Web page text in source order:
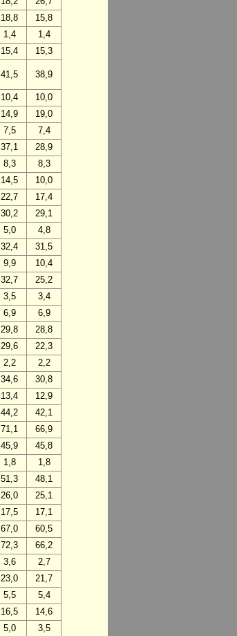
18,8
15,8
1,4
1,4
15,4
15,3
41,5 38,9
10,4
10,0
14,9
19,0
7,5
7,4
37,1
28,9
8,3
8,3
14,5
10,0
22,7
17,4
30,2
29,1
5,0
4,8
32,4
31,5
9,9
10,4
32,7
25,2
3,5
3,4
6,9
6,9
29,8
28,8
29,6
22,3
2,2
2,2
34,6
30,8
13,4
12,9
44,2
42,1
71,1
66,9
45,9
45,8
1,8
1,8
51,3
48,1
26,0
25,1
17,5
17,1
67,0
60,5
72,3
66,2
3,6
2,7
23,0
21,7
5,5
5,4
16,5
14,6
5,0
3,5